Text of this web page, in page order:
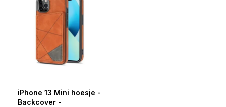
iPhone 13 Mini hoesje -
Backcover -